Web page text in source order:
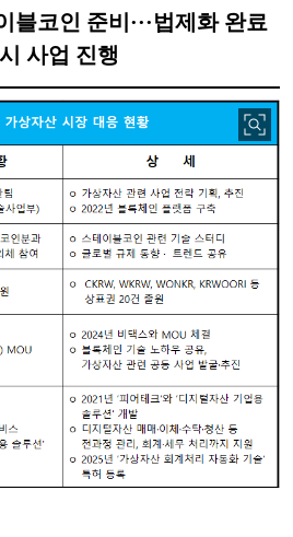
블코인 준비···법제화 완료
사업 진행